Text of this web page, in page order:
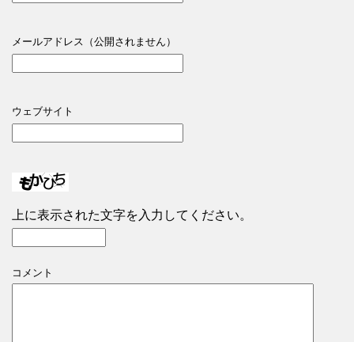
メールアドレス（公開されません）
ウェブサイト
上に表示された文字を入力してください。
コメント